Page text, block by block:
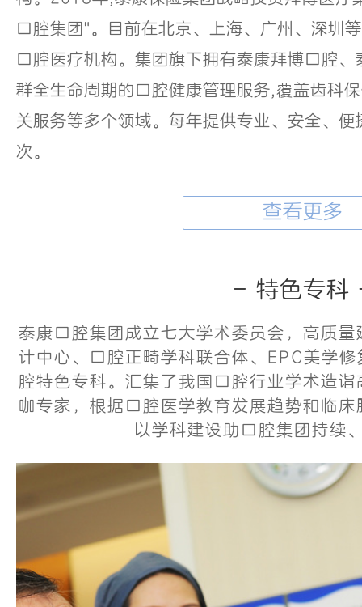
口腔集团"。目前在北京、上海、广州、深圳
口腔医疗机构。集团旗下拥有泰康拜博口腔
群全生命周期的口腔健康管理服务,覆盖齿科
关服务等多个领域。每年提供专业、安全、
次。
查看更多
- 特色专
泰康口腔集团成立七大学术委员会，高质
计中心、口腔正畸学科联合体、EPC美学
腔特色专科。汇集了我国口腔行业学术造
咖专家，根据口腔医学教育发展趋势和临
以学科建设助口腔集团持续